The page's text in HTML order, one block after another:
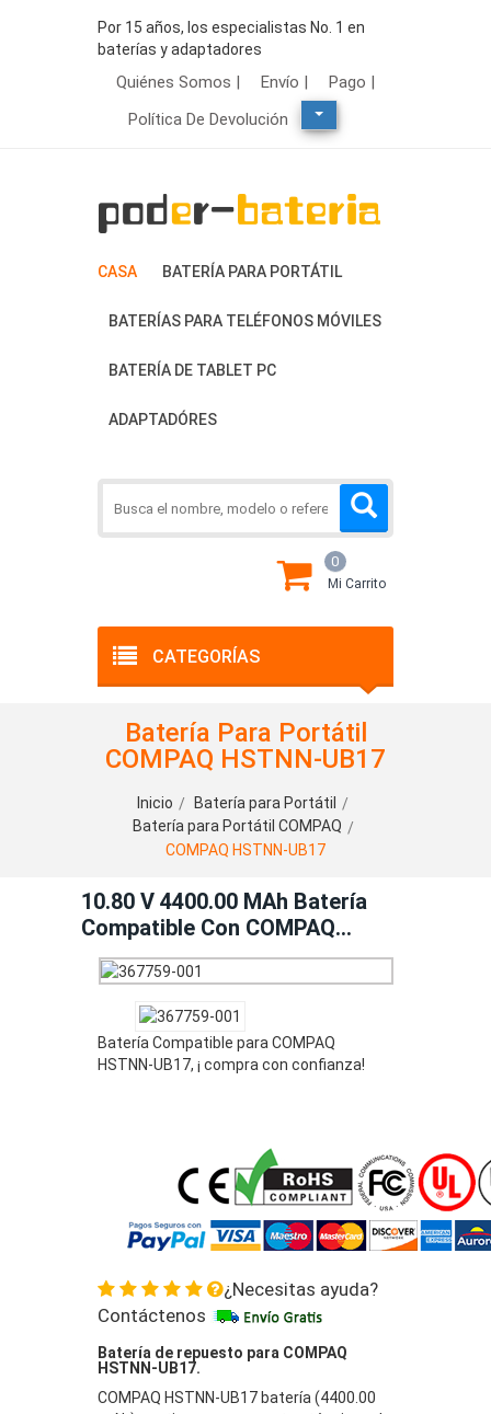
Por 15 años, los especialistas No. 1 en
baterías y adaptadores
Quiénes Somos | Envío |
Pago |
Política De Devolución
CASA BATERÍA PARA PORTÁTIL
BATERÍAS PARA TELÉFONOS MÓVILES
BATERÍA DE TABLET PC
ADAPTADÓRES
CATEGORÍAS
0
Mi Carrito
Batería Para Portátil
COMPAQ HSTNN-UB17
Inicio
Batería para Portátil
Batería para Portátil COMPAQ
COMPAQ HSTNN-UB17
10.80 V 4400.00 MAh Batería
Compatible Con COMPAQ
HSTNN-UB17
Batería Compatible para COMPAQ
HSTNN-UB17, ¡ compra con confianza!
¿Necesitas ayuda?
Contáctenos
Batería de repuesto para COMPAQ
HSTNN-UB17.
COMPAQ HSTNN-UB17 batería (4400.00